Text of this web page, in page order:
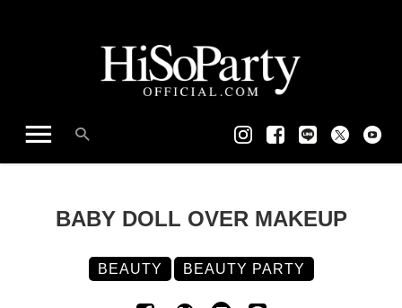
BABY DOLL OVER MAKEUP
BEAUTY BEAUTY PARTY